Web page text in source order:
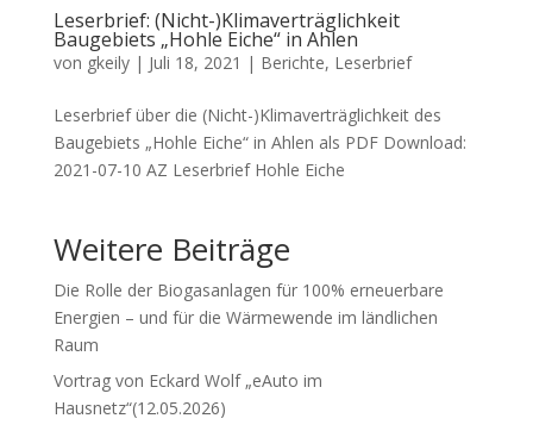
Leserbrief: (Nicht-)Klimaverträglichkeit
Baugebiets „Hohle Eiche“ in Ahlen
von gkeily| Juli 18, 2021 | Berichte, Leserbrief
Leserbrief über die (Nicht-)Klimaverträglichkeit des
Baugebiets „Hohle Eiche“ in Ahlen als PDF Download:
2021-07-10 AZ Leserbrief Hohle Eiche
Weitere Beiträge
Die Rolle der Biogasanlagen für 100% erneuerbare
Energien – und für die Wärmewende im ländlichen
Raum
Vortrag von Eckard Wolf „eAuto im
Hausnetz“(12.05.2026)